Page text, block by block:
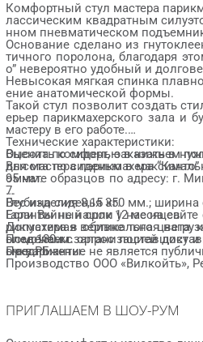
Комфортный стул мастера
лассическим квадратным
нном пневматическом
Основание сделано из
тичного поролона, благодаря
о” невероятно удобный и
Невысокая мягкая спинка
ение анатомической формы.
Такой стул позволит создать
ерьер парикмахерского зала и
мастеру в его работе.
Оценить комфорт, заказать в
для мастера парикмахера
омнате образцов по адресу: г.
7.
Если Вы не нашли у нас на сайте
рикмахера в обивке того
ы сделаем запрос поставщику
ые варианты.
Заказ продукции
Технические характеристики:
Высота по сиденью в нижнем
Высота по сиденью в
95 мм.
Глубина сиденья 350 мм.;
Допустимая вертикальная
олее 130 кг.
Вес изделия 8,15 кг.
Гарантийный срок 12 месяцев.
Поможем с организацией
очку РБ.
Предложение не является
Производство ООО «Вилкойть»,
ПРИГЛАШАЕМ В ШОУ-РУМ